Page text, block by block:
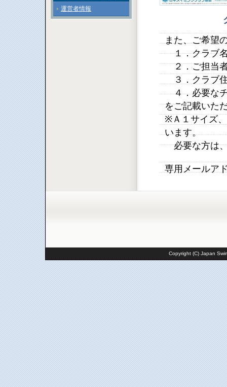
また、ご希望
１．クラブ
２．ご担当
３．クラブ
４．必要なチ
をご記載いた
※Ａ１サイズ
います。
必要な方は、
専用メールア
運営者情報
Copyright (C) Japan